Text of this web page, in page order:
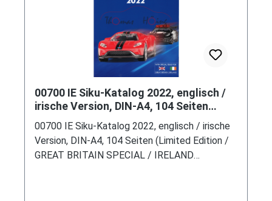
00700 IE Siku-Katalog 2022, englisch /
irische Version, DIN-A4, 104 Seiten
(Limited Edition)
00700 IE Siku-Katalog 2022, englisch / irische
Version, DIN-A4, 104 Seiten (Limited Edition /
GREAT BRITAIN SPECIAL / IRELAND